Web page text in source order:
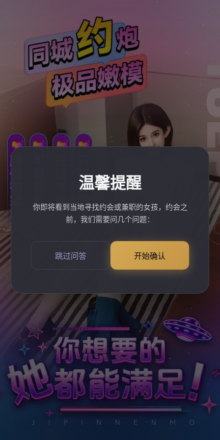
温馨提醒
你即将看到当地寻找约会或兼职的女孩，约会之
前，我们需要问几个问题：
跳过问答 开始确认